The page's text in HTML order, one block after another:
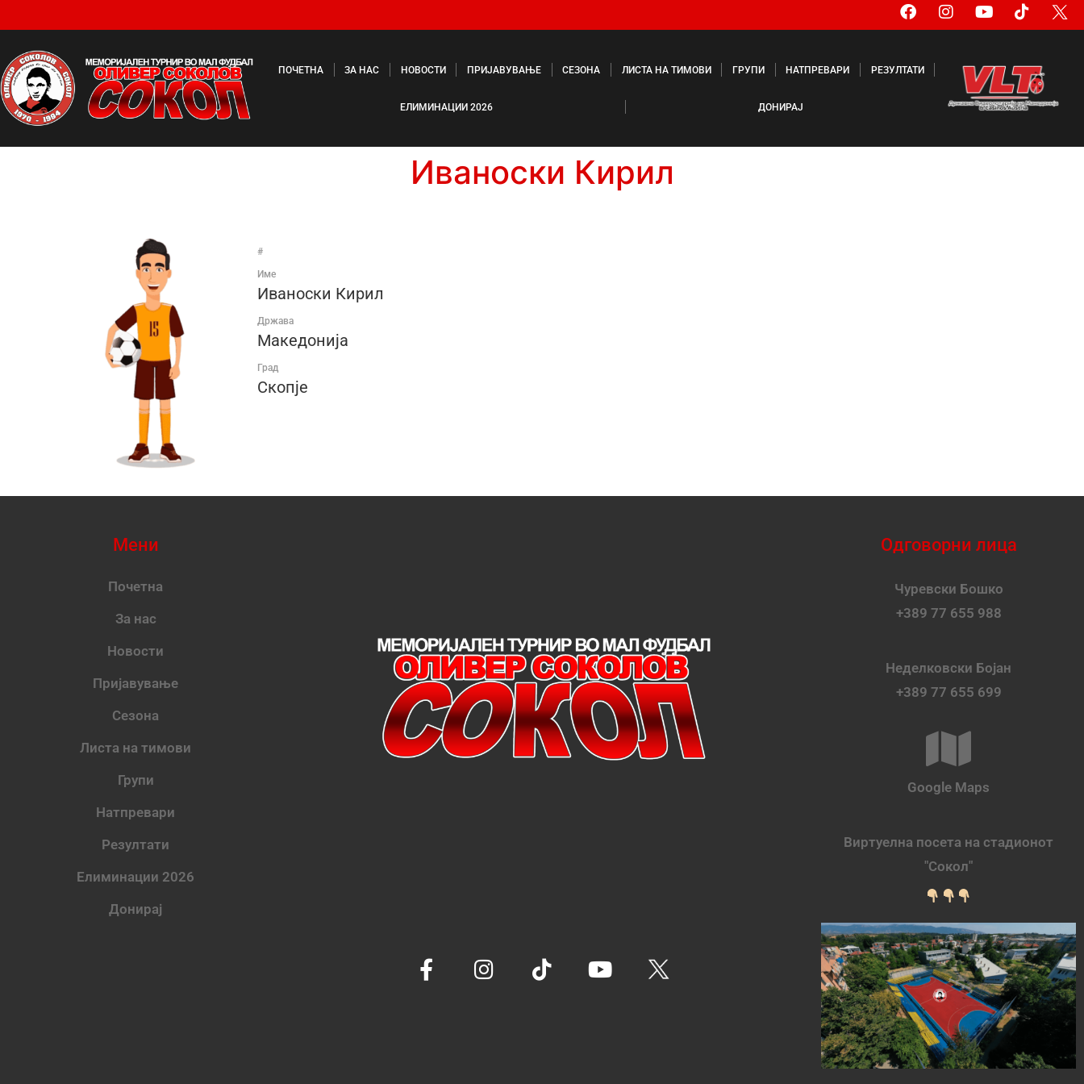
ПОЧЕТНА ЗА НАС НОВОСТИ ПРИЈАВУВАЊЕ СЕЗОНА ЛИСТА НА ТИМОВИ ГРУПИ НАТПРЕВАРИ РЕЗУЛТАТИ
ЕЛИМИНАЦИИ 2026 ДОНИРАЈ
Иваноски Кирил
#
Име
Иваноски Кирил
Држава
Македонија
Град
Скопје
Мени
Почетна
За нас
Новости
Пријавување
Сезона
Листа на тимови
Групи
Натпревари
Резултати
Елиминации 2026
Донирај
Одговорни лица
Чуревски Бошко
+389 77 655 988
Неделковски Бојан
+389 77 655 699
Google Maps
Виртуелна посета на стадионот
"Сокол"